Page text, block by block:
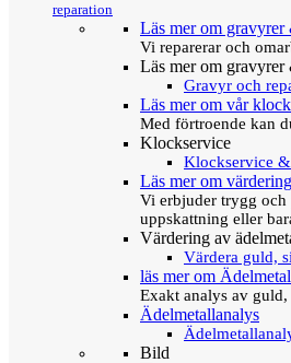
reparation
Läs mer om gravyrer
Vi reparerar och
Läs mer om gravyrer
Gravyr och
Läs mer om vår
Med förtroende kan
Klockservice
Klockservice
Läs mer om
Vi erbjuder trygg och
uppskattning eller
Värdering av
Värdera guld,
läs mer om
Exakt analys av
Ädelmetallanalys
Bild